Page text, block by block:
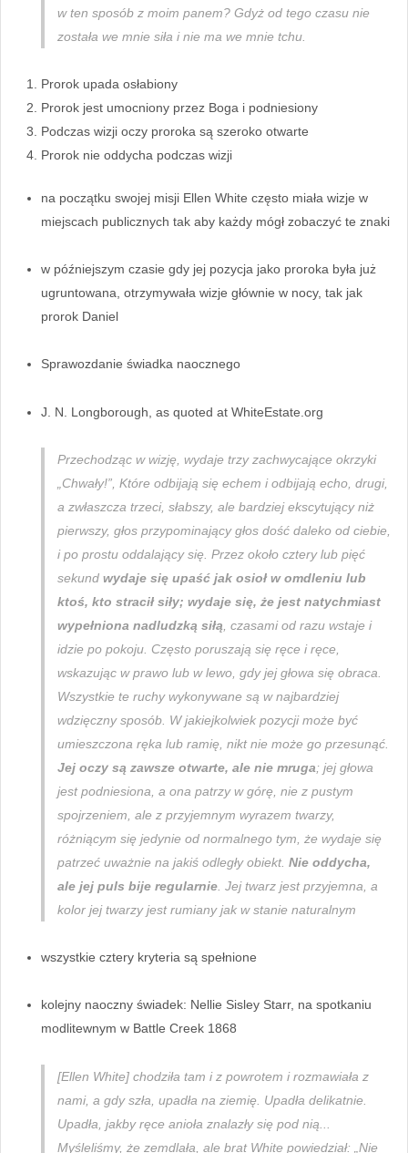
w ten sposób z moim panem? Gdyż od tego czasu nie
została we mnie siła i nie ma we mnie tchu.
Prorok upada osłabiony
Prorok jest umocniony przez Boga i podniesiony
Podczas wizji oczy proroka są szeroko otwarte
Prorok nie oddycha podczas wizji
na początku swojej misji Ellen White często miała wizje w
miejscach publicznych tak aby każdy mógł zobaczyć te znaki
w późniejszym czasie gdy jej pozycja jako proroka była już
ugruntowana, otrzymywała wizje głównie w nocy, tak jak
prorok Daniel
Sprawozdanie świadka naocznego
J. N. Longborough, as quoted at WhiteEstate.org
Przechodząc w wizję, wydaje trzy zachwycające okrzyki
„Chwały!”, Które odbijają się echem i odbijają echo, drugi,
a zwłaszcza trzeci, słabszy, ale bardziej ekscytujący niż
pierwszy, głos przypominający głos dość daleko od ciebie,
i po prostu oddalający się. Przez około cztery lub pięć
sekund wydaje się upaść jak osioł w omdleniu lub
ktoś, kto stracił siły; wydaje się, że jest natychmiast
wypełniona nadludzką siłą , czasami od razu wstaje i
idzie po pokoju. Często poruszają się ręce i ręce,
wskazując w prawo lub w lewo, gdy jej głowa się obraca.
Wszystkie te ruchy wykonywane są w najbardziej
wdzięczny sposób. W jakiejkolwiek pozycji może być
umieszczona ręka lub ramię, nikt nie może go przesunąć.
Jej oczy są zawsze otwarte, ale nie mruga; jej głowa
jest podniesiona, a ona patrzy w górę, nie z pustym
spojrzeniem, ale z przyjemnym wyrazem twarzy,
różniącym się jedynie od normalnego tym, że wydaje się
patrzeć uważnie na jakiś odległy obiekt. Nie oddycha,
ale jej puls bije regularnie. Jej twarz jest przyjemna, a
kolor jej twarzy jest rumiany jak w stanie naturalnym
wszystkie cztery kryteria są spełnione
kolejny naoczny świadek: Nellie Sisley Starr, na spotkaniu
modlitewnym w Battle Creek 1868
[Ellen White] chodziła tam i z powrotem i rozmawiała z
nami, a gdy szła, upadła na ziemię. Upadła delikatnie.
Upadła, jakby ręce anioła znalazły się pod nią...
Myśleliśmy, że zemdlała, ale brat White powiedział: „Nie